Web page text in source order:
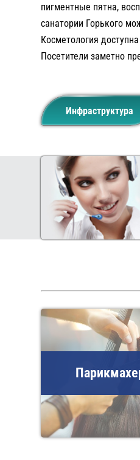
пигментные пятна,
санатории Горького
Косметология
Посетители заметно
Инфраструктура